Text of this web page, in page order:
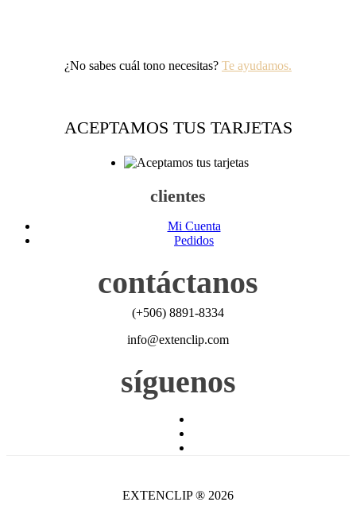
¿No sabes cuál tono necesitas? Te ayudamos.
ACEPTAMOS TUS TARJETAS
clientes
Mi Cuenta
Pedidos
contáctanos
(+506) 8891-8334
info@extenclip.com
síguenos
EXTENCLIP ® 2026